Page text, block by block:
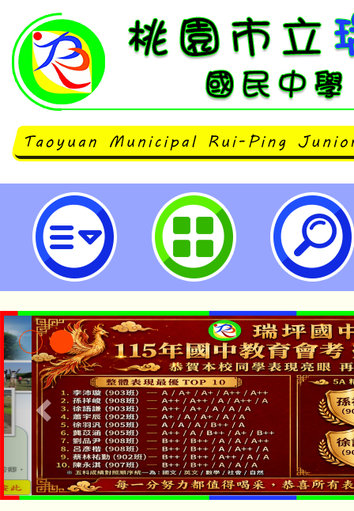
函轉陸軍航空第六0一旅為辦理國
訓練期程-桃園市立瑞坪國民中學
「本色祭」8/29、30在
場熱烈登場!
8/21下午1時於龍潭區